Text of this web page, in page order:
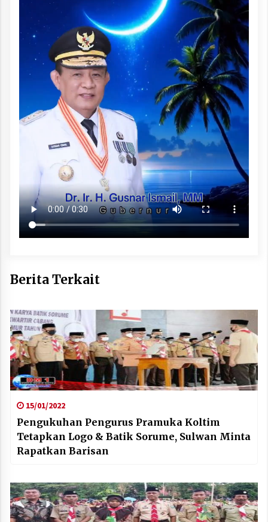
Berita Terkait
15/01/2022
Pengukuhan Pengurus Pramuka Koltim
Tetapkan Logo & Batik Sorume, Sulwan Minta
Rapatkan Barisan